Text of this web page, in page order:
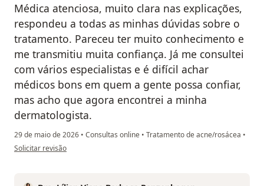
Médica atenciosa, muito clara nas explicações,
respondeu a todas as minhas dúvidas sobre o
tratamento. Pareceu ter muito conhecimento e
me transmitiu muita confiança. Já me consultei
com vários especialistas e é difícil achar
médicos bons em quem a gente possa confiar,
mas acho que agora encontrei a minha
dermatologista.
29 de maio de 2026 • Consultas online • Tratamento de acne/rosácea •
na opinião do utilizador Priscila
Solicitar revisão